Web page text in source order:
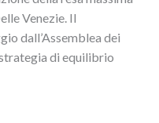
Venezie. Il
dall’Assemblea dei
di equilibrio